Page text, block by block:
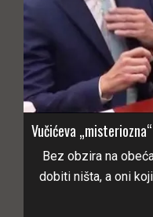
Vučićeva
Bez obzira na
dobiti ništa, a oni